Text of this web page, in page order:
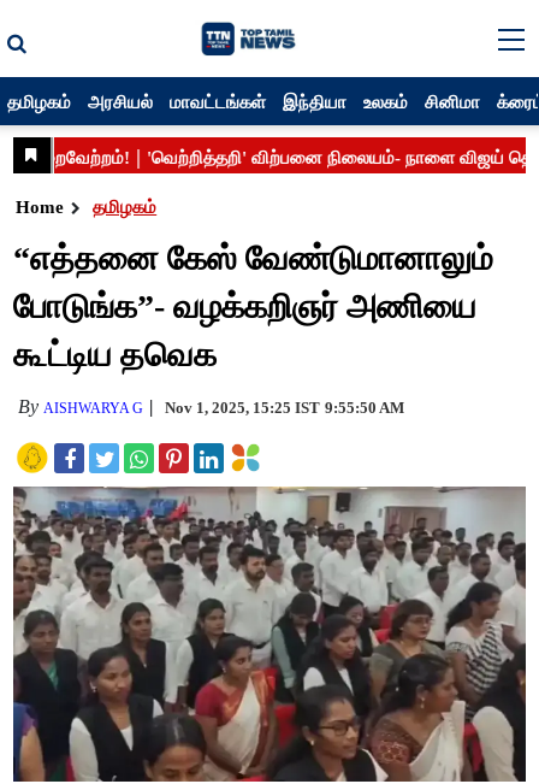
தமிழகம் அரசியல் மாவட்டங்கள் இந்தியா உலகம் சினிமா
Home தமிழகம்
“எத்தனை கேஸ் வேண்டுமானாலும்
போடுங்க”- வழக்கறிஞர் அணியை
கூட்டிய தவெக
By AISHWARYA G Nov 1, 2025, 15:25 IST 9:55:50 AM